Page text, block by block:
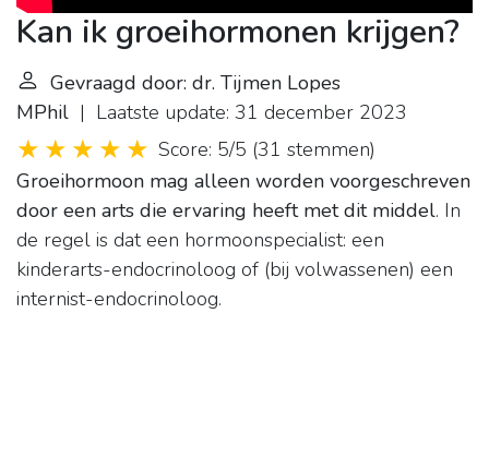
Kan ik groeihormonen krijgen?
Gevraagd door: dr. Tijmen Lopes
MPhil | Laatste update: 31 december 2023
Score: 5/5 (31 stemmen)
Groeihormoon mag alleen worden voorgeschreven
door een arts die ervaring heeft met dit middel. In
de regel is dat een hormoonspecialist: een
kinderarts-endocrinoloog of (bij volwassenen) een
internist-endocrinoloog.